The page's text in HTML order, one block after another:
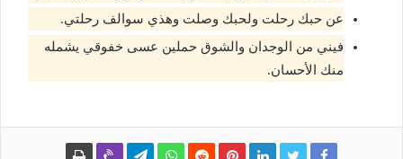
عن حبك رحلت ولحبك وصلت وهذي سوالف رحلتي.
فيني من الوجدان والشوق حملين عسى خفوقي يشمله
منك الأحسان.